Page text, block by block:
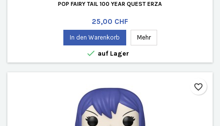
POP FAIRY TAIL 100 YEAR QUEST ERZA
Preis
25,00 CHF
In den Warenkorb Mehr
 auf Lager
favorite_border